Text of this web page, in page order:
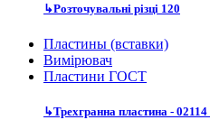
↳Розточувальні різці 120
Пластины (вставки)
Вимірювач
Пластини ГОСТ
↳Трехгранна пластина - 02114